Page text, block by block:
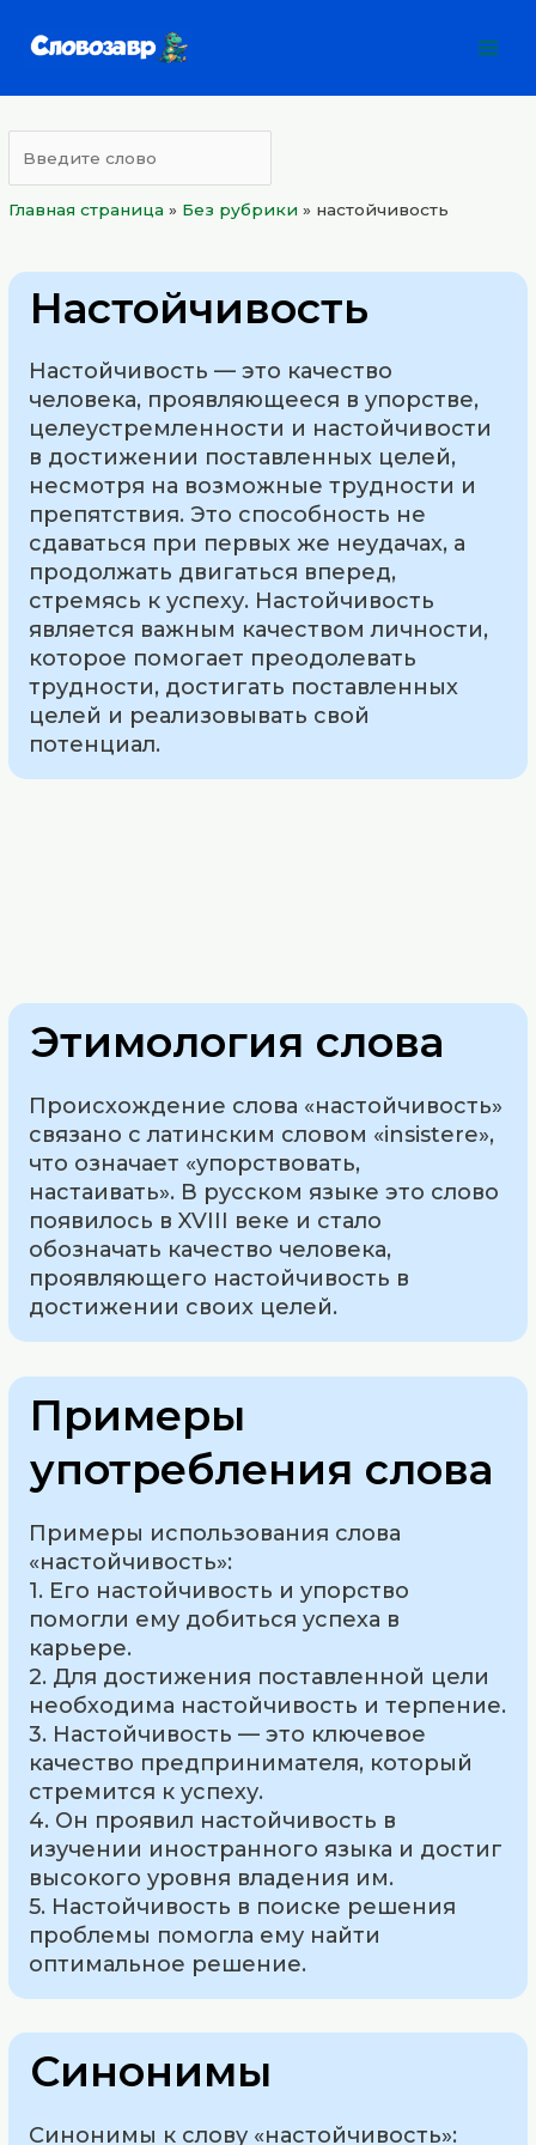
Главная страница » Без рубрики » настойчивость
Настойчивость
Настойчивость — это качество
человека, проявляющееся в упорстве,
целеустремленности и настойчивости
в достижении поставленных целей,
несмотря на возможные трудности и
препятствия. Это способность не
сдаваться при первых же неудачах, а
продолжать двигаться вперед,
стремясь к успеху. Настойчивость
является важным качеством личности,
которое помогает преодолевать
трудности, достигать поставленных
целей и реализовывать свой
потенциал.
Этимология слова
Происхождение слова «настойчивость»
связано с латинским словом «insistere»,
что означает «упорствовать,
настаивать». В русском языке это слово
появилось в XVIII веке и стало
обозначать качество человека,
проявляющего настойчивость в
достижении своих целей.
Примеры
употребления слова
Примеры использования слова
«настойчивость»:
1. Его настойчивость и упорство
помогли ему добиться успеха в
карьере.
2. Для достижения поставленной цели
необходима настойчивость и терпение.
3. Настойчивость — это ключевое
качество предпринимателя, который
стремится к успеху.
4. Он проявил настойчивость в
изучении иностранного языка и достиг
высокого уровня владения им.
5. Настойчивость в поиске решения
проблемы помогла ему найти
оптимальное решение.
Синонимы
Синонимы к слову «настойчивость»: